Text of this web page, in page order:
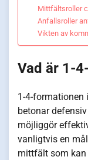
Mittfältsroller
Anfallsroller
Vikten av
Vad är 1-
1-4-
betonar
möjliggör
vanligtvis en
mittfält som kan